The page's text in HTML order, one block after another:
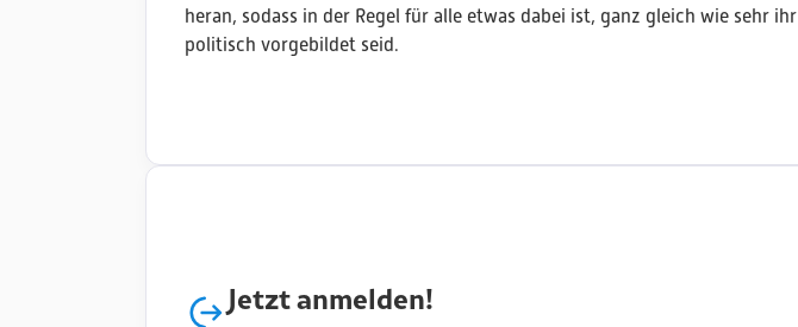
heran, sodass in der Regel für alle etwas dabei ist, ganz gleich wie sehr ihr
politisch vorgebildet seid.
Jetzt anmelden!